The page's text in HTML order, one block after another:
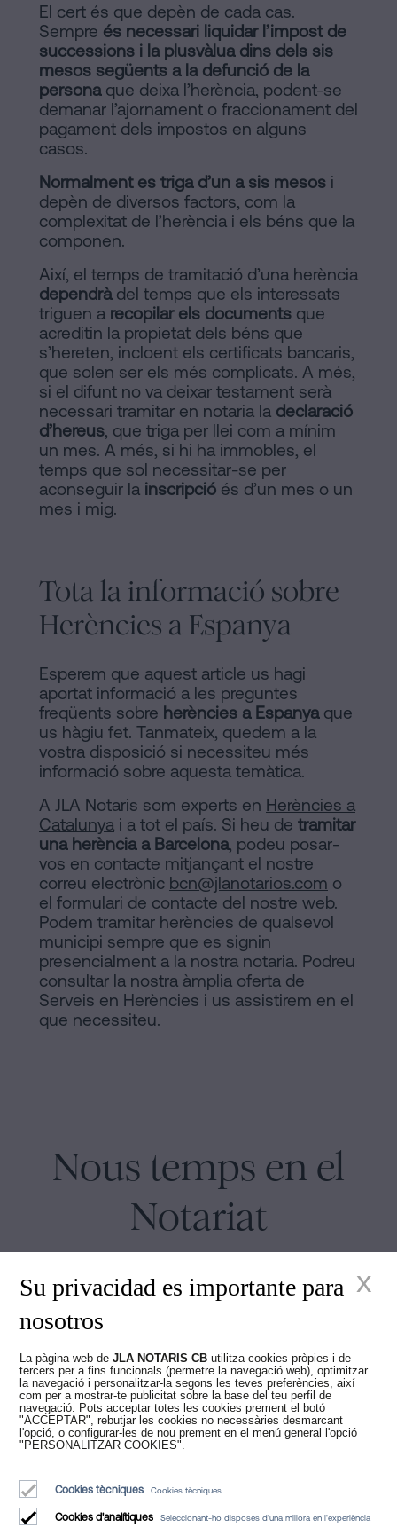
El cert és que depèn de cada cas.
Sempre és necessari liquidar l’impost de
successions i la plusvàlua dins dels sis
mesos següents a la defunció de la
personaque deixa l’herència, podent-se
demanar l’ajornament o fraccionament del
pagament dels impostos en alguns
casos.
Normalment es triga d’un a sis mesos i
depèn de diversos factors, com la
complexitat de l’herència i els béns que la
componen.
Així, el temps de tramitació d’una herència
dependràdel temps que els interessats
triguen a recopilar els documents que
acreditin la propietat dels béns que
s’hereten, incloent els certificats bancaris,
que solen ser els més complicats. A més,
si el difunt no va deixar testament serà
necessari tramitar en notaria la declaració
d’hereus, que triga per llei com a mínim
un mes. A més, si hi ha immobles, el
temps que sol necessitar-se per
aconseguir la inscripció és d’un mes o un
mes i mig.
Tota la informació sobre
Herències a Espanya
Esperem que aquest article us hagi
aportat informació a les preguntes
freqüents sobre herències a Espanyaque
us hàgiu fet. Tanmateix, quedem a la
vostra disposició si necessiteu més
informació sobre aquesta temàtica.
A JLA Notaris som experts en Herències a
Catalunya i a tot el país. Si heu de tramitar
una herència a Barcelona, podeu posar-
vos en contacte mitjançant el nostre
correu electrònic bcn@jlanotarios.com o
el formulari de contacte del nostre web.
Podem tramitar herències de qualsevol
municipi sempre que es signin
presencialment a la nostra notaria. Podreu
consultar la nostra àmplia oferta de
Serveis en Herències i us assistirem en el
que necessiteu.
Nous temps en el
Notariat
Juan Madridejos Velasco
Luis Alberto Álvarez Moreno
Notaris de Barcelona i Notaris en línia per a tota Espanya
Serveis
Qui som
Avis Legal
Su privacidad es importante para
nosotros
La pàgina web deJLA NOTARIS CB utilitza cookies pròpies i de
tercers per a fins funcionals (permetre la navegació web), optimitzar
la navegació i personalitzar-la segons les teves preferències, així
com per a mostrar-te publicitat sobre la base del teu perfil de
navegació. Pots acceptar totes les cookies prement el botó
"ACCEPTAR", rebutjar les cookies no necessàries desmarcant
l'opció, o configurar-les de nou prement en el menú general l'opció
"PERSONALITZAR COOKIES".
Cookies tècniques Cookies tècniques
Cookies d'analítiques
Seleccionant-ho disposes d'una millora en l'experiència
x